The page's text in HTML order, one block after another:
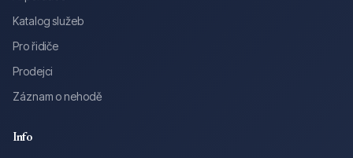
Katalog služeb
Pro řidiče
Prodejci
Záznam o nehodě
Info